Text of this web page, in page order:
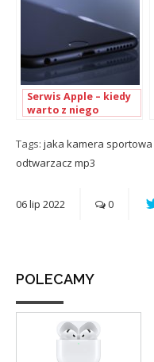
Serwis Apple – kiedy
warto z niego
Tags: jaka kamera sportowa
odtwarzacz mp3
06lip 2022 0
POLECAMY